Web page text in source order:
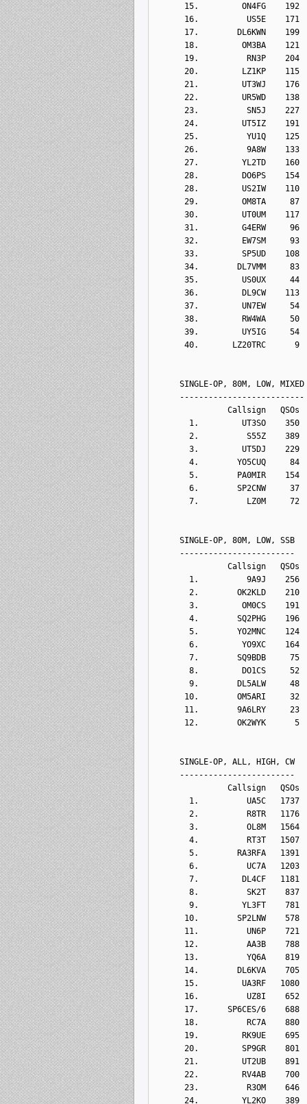
15.         ON4FG    192
16.          US5E    171
17.        DL6KWN    199
18.         OM3BA    121
19.          RN3P    204
20.         LZ1KP    115
21.         UT3WJ    176
22.         UR5WD    138
23.          SN5J    227
24.         UT5IZ    191
25.          YU1Q    125
26.          9A8W    133
27.         YL2TD    160
28.         DO6PS    154
28.         US2IW    110
29.         OM8TA     87
30.         UT0UM    117
31.         G4ERW     96
32.         EW7SM     93
33.         SP5UD    108
34.        DL7VMM     83
35.         US0UX     44
36.         DL9CW    113
37.         UN7EW     54
38.         RW4WA     50
39.         UY5IG     54
40.       LZ20TRC      9
SINGLE-OP, 80M, LOW, MIXED
--------------------------
Callsign   QSOs  Points
1.         UT3SO    350
2.          S55Z    389
3.         UT5DJ    229
4.        YO5CUQ     84
5.        PA0MIR    154
6.        SP2CNW     37
7.          LZ0M     72
SINGLE-OP, 80M, LOW, SSB
------------------------
Callsign   QSOs  Points
1.          9A9J    256
2.        OK2KLD    210
3.         OM0CS    191
4.        SQ2PHG    196
5.        YO2MNC    124
6.         YO9XC    164
7.        SQ9BDB     75
8.         DO1CS     52
9.        DL5ALW     48
10.        OM5ARI     32
11.        9A6LRY     23
12.        OK2WYK      5
SINGLE-OP, ALL, HIGH, CW
------------------------
Callsign   QSOs  Points
1.          UA5C   1737
2.          R8TR   1176
3.          OL8M   1564
4.          RT3T   1507
5.        RA3RFA   1391
6.          UC7A   1203
7.         DL4CF   1181
8.          SK2T    837
9.         YL3FT    781
10.        SP2LNW    578
11.          UN6P    721
12.          AA3B    788
13.          YQ6A    819
14.        DL6KVA    705
15.         UA3RF   1080
16.          UZ8I    652
17.      SP6CES/6    688
18.          RC7A    880
19.         RK9UE    695
20.         SP9GR    801
21.         UT2UB    891
22.         RV4AB    700
23.          R3OM    646
24.         YL2KO    389